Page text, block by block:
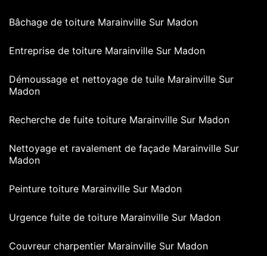
Bâchage de toiture Marainville Sur Madon
Entreprise de toiture Marainville Sur Madon
Démoussage et nettoyage de tuile Marainville Sur
Madon
Recherche de fuite toiture Marainville Sur Madon
Nettoyage et ravalement de façade Marainville Sur
Madon
Peinture toiture Marainville Sur Madon
Urgence fuite de toiture Marainville Sur Madon
Couvreur charpentier Marainville Sur Madon